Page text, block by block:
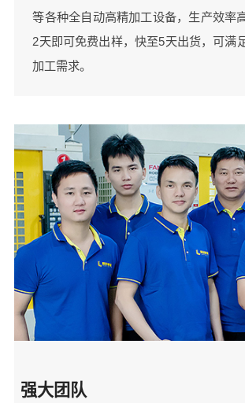
等各种全自动高精加工设备，生产效率
2天即可免费出样，快至5天出货，可满
加工需求。
强大团队